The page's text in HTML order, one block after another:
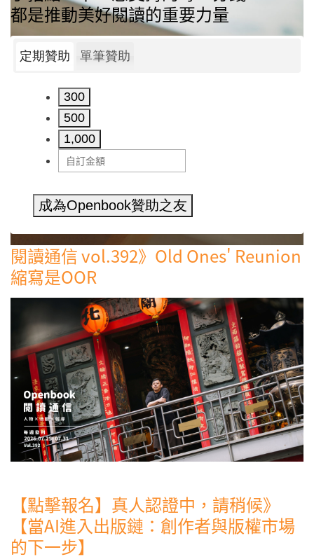
都是推動美好閱讀的重要力量
定期贊助 單筆贊助
300
500
1,000
成為Openbook贊助之友
閱讀通信 vol.392》Old Ones' Reunion
縮寫是OOR
【點擊報名】真人認證中，請稍候》
【當AI進入出版鏈：創作者與版權市場
的下一步】